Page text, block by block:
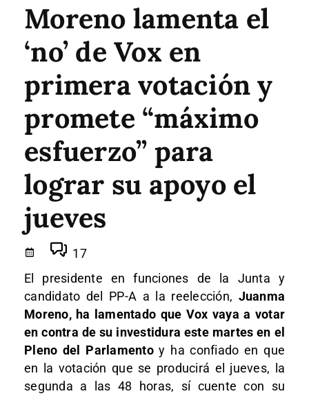
Moreno lamenta el
‘no’ de Vox en
primera votación y
promete “máximo
esfuerzo” para
lograr su apoyo el
jueves
17
El presidente en funciones de la Junta y
candidato del PP-A a la reelección, Juanma
Moreno, ha lamentado que Vox vaya a votar
en contra de su investidura este martes en el
Pleno del Parlamentoy ha confiado en que
en la votación que se producirá el jueves, la
segunda a las 48 horas, sí cuente con su